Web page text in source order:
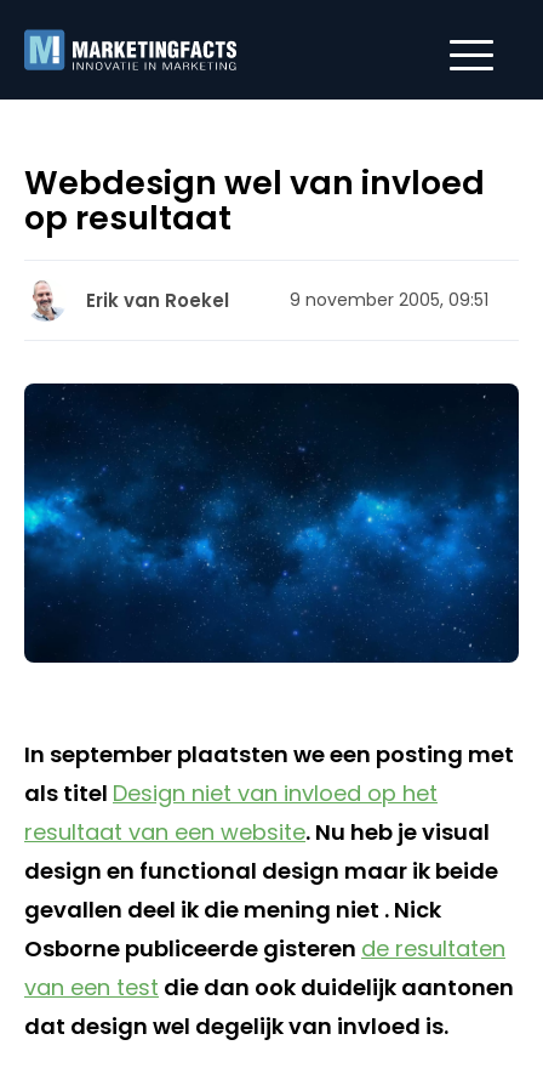
Webdesign wel van invloed
op resultaat
Erik van Roekel 9 november 2005, 09:51
In september plaatsten we een posting met
als titel Design niet van invloed op het
resultaat van een website. Nu heb je visual
design en functional design maar ik beide
gevallen deel ik die mening niet . Nick
Osborne publiceerde gisteren de resultaten
van een test die dan ook duidelijk aantonen
dat design wel degelijk van invloed is.